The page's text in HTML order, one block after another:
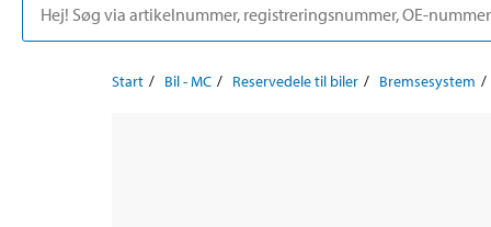
Start Bil - MC Reservedele til biler Bremsesystem